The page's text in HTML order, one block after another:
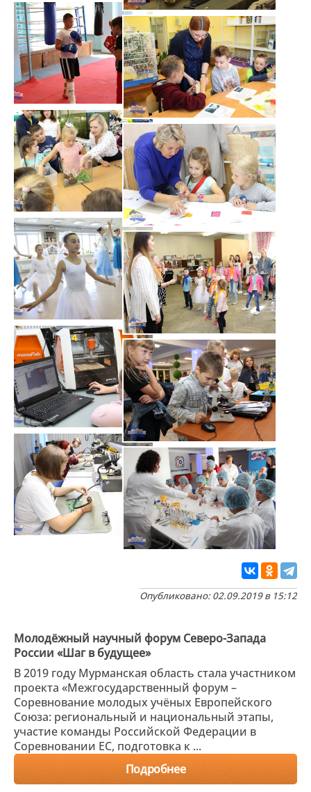
Опубликовано: 02.09.2019 в 15:12
Молодёжный научный форум Северо-Запада
России «Шаг в будущее»
В 2019 году Мурманская область стала участником
проекта «Межгосударственный форум –
Соревнование молодых учёных Европейского
Союза: региональный и национальный этапы,
участие команды Российской Федерации в
Соревновании ЕС, подготовка к ...
Подробнее